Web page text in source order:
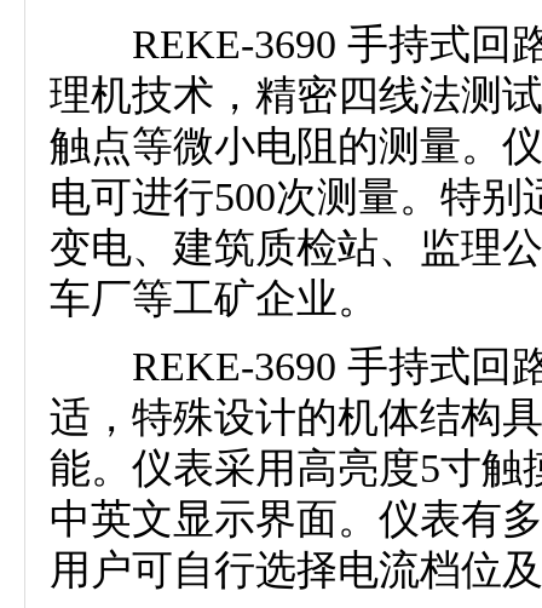
REKE-3690 手持式回路
理机技术，精密四线法测
触点等微小电阻的测量。
电可进行500次测量。特
变电、建筑质检站、监理
车厂等工矿企业。
REKE-3690 手持式回路
适，特殊设计的机体结构
能。仪表采用高亮度5寸
中英文显示界面。仪表有
用户可自行选择电流档位